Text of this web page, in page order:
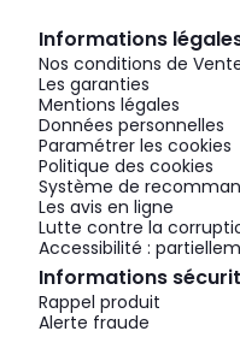
Informations
Nos conditions de
Les garanties
Mentions légales
Données personnelles
Paramétrer les cookies
Politique des cookies
Système de
Les avis en ligne
Lutte contre la
Accessibilité :
Informations
Rappel produit
Alerte fraude